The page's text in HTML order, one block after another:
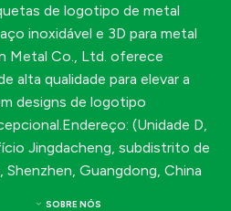
de logotipo de metal
inoxidável e 3D para metal
Metal Co., Ltd. oferece
alta qualidade para elevar a
designs de logotipo
(Unidade D,
Jingdacheng, subdistrito de
Guangdong, China
SOBRE NÓS